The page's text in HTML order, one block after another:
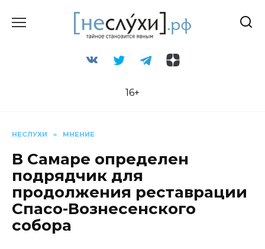
16+
НЕСЛУХИ » МНЕНИЕ
В Самаре определен
подрядчик для
продолжения реставрации
Спасо-Вознесенского
собора